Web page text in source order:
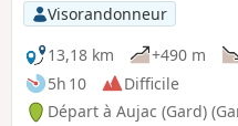
variés pour cette randonnée
exigeante.
Visorandonneur
13,18 km
+490 m
5h 10
Difficile
Départ à Aujac (Gard)